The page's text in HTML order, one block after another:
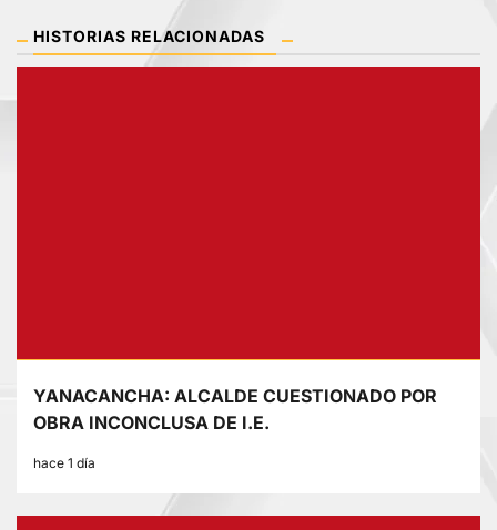
HISTORIAS RELACIONADAS
YANACANCHA: ALCALDE CUESTIONADO POR
OBRA INCONCLUSA DE I.E.
hace 1 día